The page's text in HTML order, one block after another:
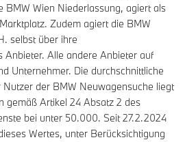
BMW Wien Niederlassung, agiert als
Zudem agiert die BMW
selbst über ihre
Anbieter. Alle andere Anbieter auf
Unternehmer. Die durchschnittliche
der BMW Neuwagensuche liegt
gemäß Artikel 24 Absatz 2 des
bei unter 50.000. Seit 27.2.2024
Wertes, unter Berücksichtigung